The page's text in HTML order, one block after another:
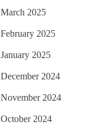
March 2025
February 2025
January 2025
December 2024
November 2024
October 2024